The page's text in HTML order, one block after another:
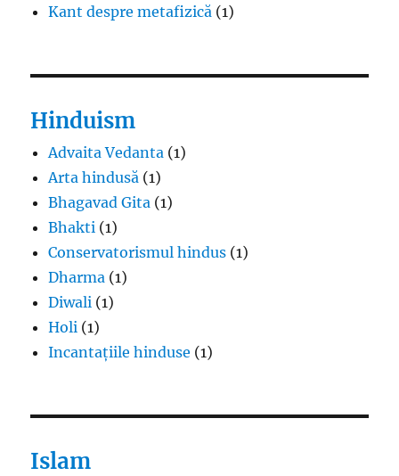
Kant despre metafizică (1)
Hinduism
Advaita Vedanta (1)
Arta hindusă (1)
Bhagavad Gita (1)
Bhakti (1)
Conservatorismul hindus (1)
Dharma (1)
Diwali (1)
Holi (1)
Incantațiile hinduse (1)
Islam